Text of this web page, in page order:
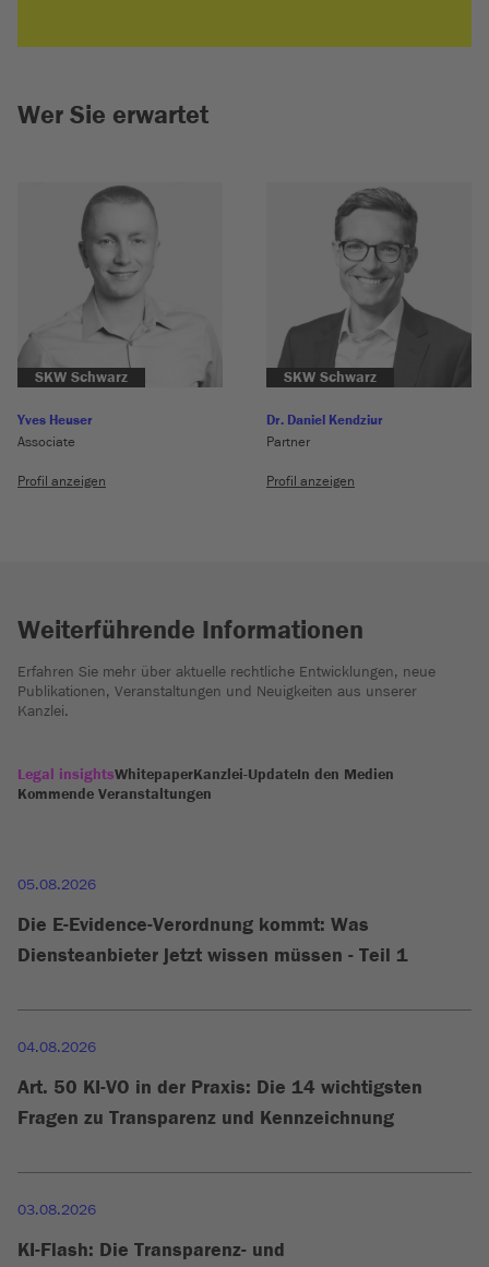
Wer Sie erwartet
SKW Schwarz
Yves Heuser
Associate
Profil anzeigen
SKW Schwarz
Dr. Daniel Kendziur
Partner
Profil anzeigen
Weiterführende Informationen
Erfahren Sie mehr über aktuelle rechtliche Entwicklungen, neue
Publikationen, Veranstaltungen und Neuigkeiten aus unserer
Kanzlei.
Legal insightsWhitepaperKanzlei-UpdateIn den Medien
Kommende Veranstaltungen
05.08.2026
Die E-Evidence-Verordnung kommt: Was
Diensteanbieter jetzt wissen müssen - Teil 1
04.08.2026
Art. 50 KI-VO in der Praxis: Die 14 wichtigsten
Fragen zu Transparenz und Kennzeichnung
03.08.2026
KI-Flash: Die Transparenz- und